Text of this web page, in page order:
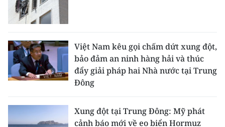
Việt Nam kêu gọi chấm dứt xung đột,
bảo đảm an ninh hàng hải và thúc
đẩy giải pháp hai Nhà nước tại Trung
Đông
Xung đột tại Trung Đông: Mỹ phát
cảnh báo mới về eo biển Hormuz